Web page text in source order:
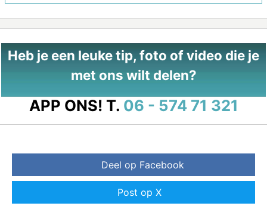
Heb je een leuke tip, foto of video die je
met ons wilt delen?
APP ONS! T. 06 - 574 71 321
Deel op Facebook
Post op X